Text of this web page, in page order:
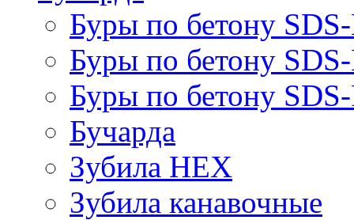
Буры по бетону
Буры по бетону
Буры по бетону
Бучарда
Зубила HEX
Зубила канавочные